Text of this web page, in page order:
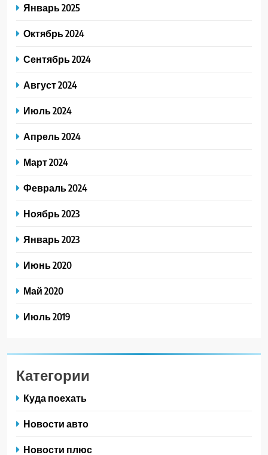
Январь 2025
Октябрь 2024
Сентябрь 2024
Август 2024
Июль 2024
Апрель 2024
Март 2024
Февраль 2024
Ноябрь 2023
Январь 2023
Июнь 2020
Май 2020
Июль 2019
Категории
Куда поехать
Новости авто
Новости плюс